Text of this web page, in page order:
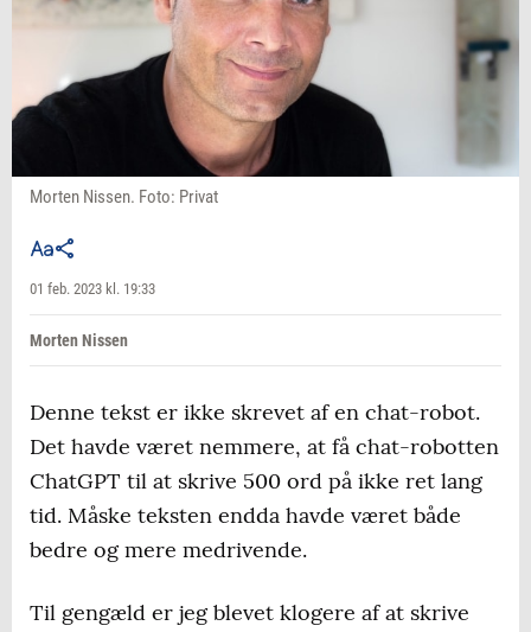
Morten Nissen. Foto: Privat
01 feb. 2023 kl. 19:33
Morten Nissen
Denne tekst er ikke skrevet af en chat-robot.
Det havde været nemmere, at få chat-robotten
ChatGPT til at skrive 500 ord på ikke ret lang
tid. Måske teksten endda havde været både
bedre og mere medrivende.
Til gengæld er jeg blevet klogere af at skrive